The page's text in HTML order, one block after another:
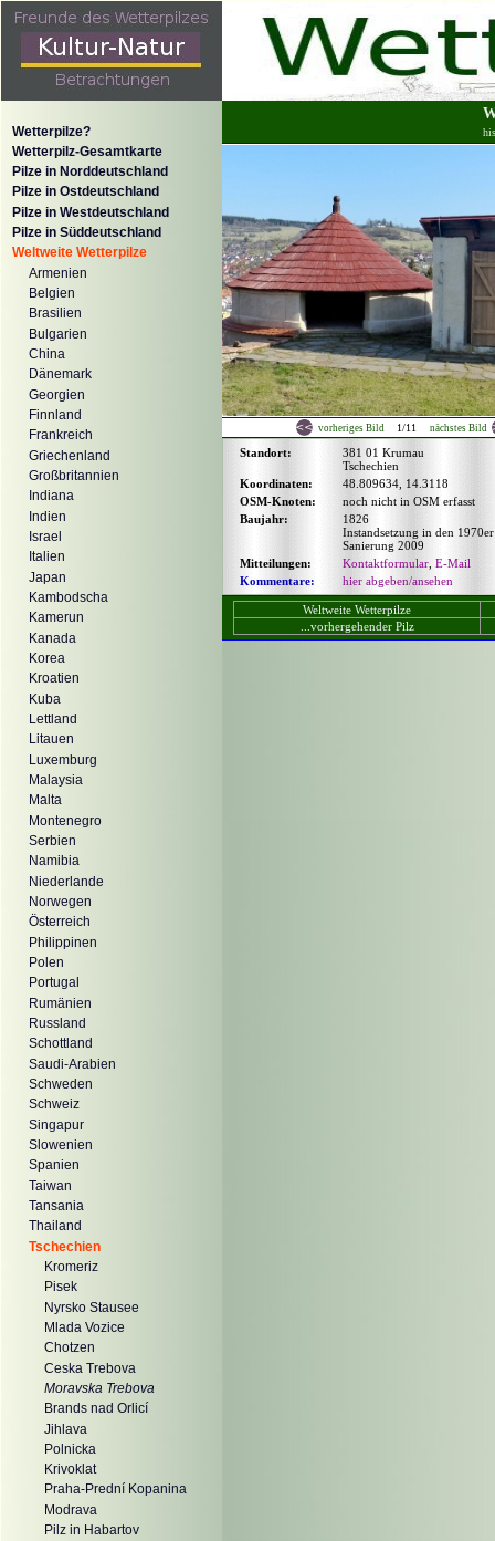
Wetterpilze?
Wetterpilz-Gesamtkarte
Pilze in Norddeutschland
Pilze in Ostdeutschland
Pilze in Westdeutschland
Pilze in Süddeutschland
Weltweite Wetterpilze
Armenien
Belgien
Brasilien
Bulgarien
China
Dänemark
Georgien
Finnland
Frankreich
Griechenland
Großbritannien
Indiana
Indien
Israel
Italien
Japan
Kambodscha
Kamerun
Kanada
Korea
Kroatien
Kuba
Lettland
Litauen
Luxemburg
Malaysia
Malta
Montenegro
Serbien
Namibia
Niederlande
Norwegen
Österreich
Philippinen
Polen
Portugal
Rumänien
Russland
Schottland
Saudi-Arabien
Schweden
Schweiz
Singapur
Slowenien
Spanien
Taiwan
Tansania
Thailand
Tschechien
Kromeriz
Pisek
Nyrsko Stausee
Mlada Vozice
Chotzen
Ceska Trebova
Moravska Trebova
Brands nad Orlicí
Jihlava
Polnicka
Krivoklat
Praha-Prední Kopanina
Modrava
Pilz in Habartov
vorheriges Bild 1/11 nächstes Bild
Standort:
381 01 Krumau
Tschechien
Koordinaten:
48.809634, 14.3118
OSM-Knoten:
noch nicht in OSM erfasst
Baujahr:
1826
Instandsetzung in den
Sanierung 2009
Mitteilungen:
Kontaktformular E-Mail
Kommentare:
hier abgeben/ansehen
Weltweite Wetterpilze
...vorhergehender Pilz